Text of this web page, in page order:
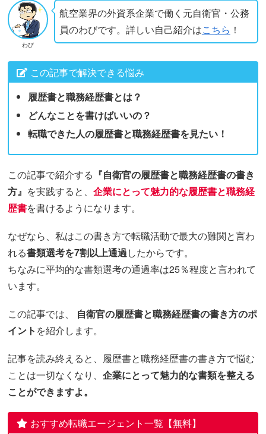
わび
航空業界の外資系企業で働く元自衛官・公務
員のわびです。詳しい自己紹介はこちら ！
この記事で解決できる悩み
履歴書と職務経歴書とは？
どんなことを書けばいいの？
転職できた人の履歴書と職務経歴書を見たい！
この記事で紹介する 『自衛官の履歴書と職務経歴書の書き
方』 を実践すると、企業にとって魅力的な履歴書と職務経
歴書を書けるようになります。
なぜなら、私はこの書き方で転職活動で最大の難関と言わ
れる書類選考を7割以上通過したからです。
ちなみに平均的な書類選考の通過率は25％程度と言われて
います。
この記事では、 自衛官の履歴書と職務経歴書の書き方のポ
イント を紹介します。
記事を読み終えると、履歴書と職務経歴書の書き方で悩む
ことは一切なくなり、企業にとって魅力的な書類を整える
ことができますよ。
おすすめ転職エージェント一覧【無料】